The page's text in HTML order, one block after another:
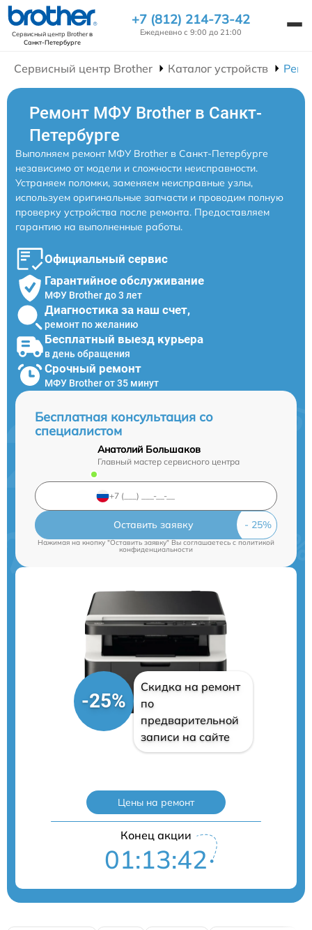
Сервисный центр Brotherв
Санкт-Петербурге
+7 (812) 214-73-42
Ежедневно с 9:00 до 21:00
Сервисный центр Brother Каталог устройств
Ремонт МФУ Brother в Санкт-
Петербурге
Выполняем ремонт МФУ Brother в Санкт-Петербурге
независимо от модели и сложности неисправности.
Устраняем поломки, заменяем неисправные узлы,
используем оригинальные запчасти и проводим полную
проверку устройства после ремонта. Предоставляем
гарантию на выполненные работы.
Официальный сервис
Гарантийное обслуживание
МФУ Brother до 3 лет
Диагностика за наш счет,
ремонт по желанию
Бесплатный выезд курьера
в день обращения
Срочный ремонт
МФУ Brother от 35 минут
Бесплатная консультация со
специалистом
Анатолий Большаков
Главный мастер сервисного центра
Оставить заявку
Нажимая на кнопку "Оставить заявку" Вы соглашаетесь cполитикой
конфиденциальности
-25%
Скидка на ремонт
по
предварительной
записи на сайте
Цены на ремонт
Конец акции
01:13:40